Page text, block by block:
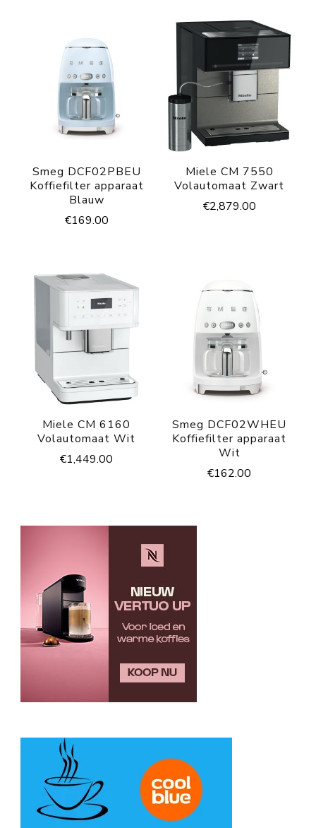
Smeg DCF02PBEU
Koffiefilter apparaat
Blauw
€169.00
Miele CM 7550
Volautomaat Zwart
€2,879.00
Miele CM 6160
Volautomaat Wit
€1,449.00
Smeg DCF02WHEU
Koffiefilter apparaat
Wit
€162.00